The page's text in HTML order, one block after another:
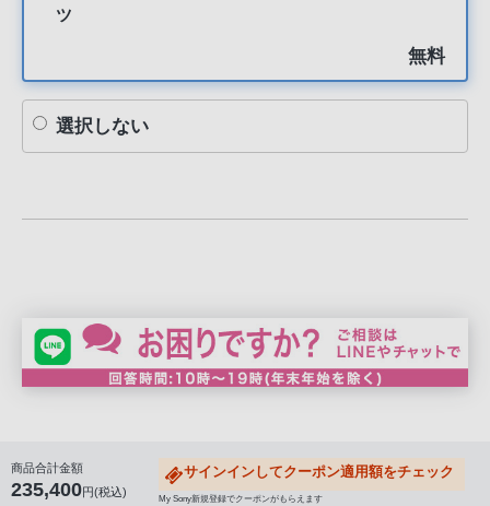
ツ
無料
選択しない
商品合計金額
235,400円(税込)
サインインしてクーポン適用額をチェック
My Sony新規登録でクーポンがもらえます